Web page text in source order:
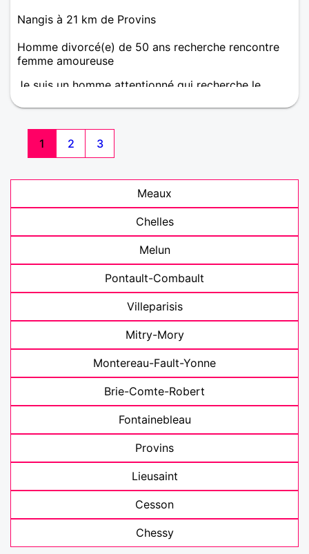
Nangis à 21 km de Provins
Homme divorcé(e) de 50 ans recherche rencontre
femme amoureuse
Je suis un homme attentionné qui recherche le
défauts mais j'aime bien la nature les sorties entre
amis et les voyages je voudrais bien rencontrer le
grand amour
1 2 3
Meaux
Chelles
Melun
Pontault-Combault
Villeparisis
Mitry-Mory
Montereau-Fault-Yonne
Brie-Comte-Robert
Fontainebleau
Provins
Lieusaint
Cesson
Chessy